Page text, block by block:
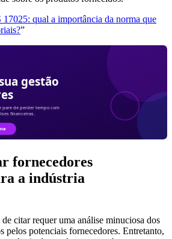
17025: qual a importância da norma que
”
fornecedores
a indústria
citar requer uma análise minuciosa dos
pelos potenciais fornecedores. Entretanto,